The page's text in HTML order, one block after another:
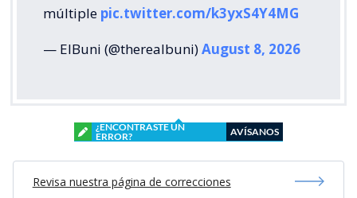
múltiple pic.twitter.com/k3yxS4Y4MG
— ElBuni (@therealbuni)August 8, 2026
¿ENCONTRASTE UN
ERROR?
AVÍSANOS
Revisa nuestra página de correcciones